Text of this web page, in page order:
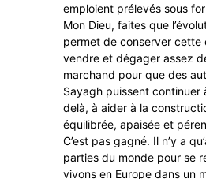
emploient prélevés sous
Mon Dieu, faites que
permet de conserver cette
vendre et dégager assez
marchand pour que des
Sayagh puissent continuer
delà, à aider à la
équilibrée, apaisée et
C’est pas gagné. Il n’y a
parties du monde pour se
vivons en Europe dans un